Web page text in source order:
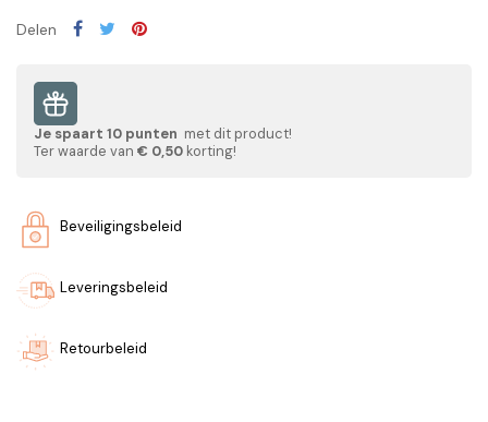
Delen
Je spaart 10 punten met dit product!
Ter waarde van € 0,50 korting!
Beveiligingsbeleid
Leveringsbeleid
Retourbeleid